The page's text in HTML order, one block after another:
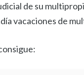
de su
vacaciones de